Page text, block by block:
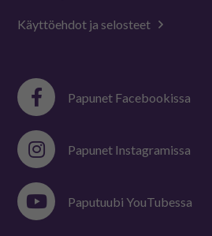
Käyttöehdot ja selosteet
Papunet Facebookissa
Papunet Instagramissa
Paputuubi YouTubessa